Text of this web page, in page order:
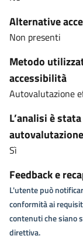
Alternative
Non presenti
Metodo
accessibilità
Autovalutazione
L’analisi è
Sì
Feedback e
L'utente può
conformità ai
contenuti che siano
direttiva.